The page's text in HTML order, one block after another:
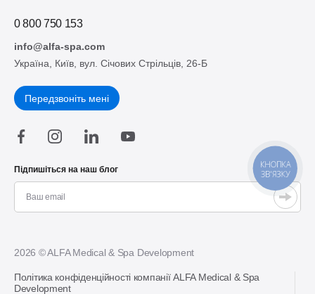
0 800 750 153
info@alfa-spa.com
Україна, Київ, вул. Січових Стрільців, 26-Б
Передзвоніть мені
Підпишіться на наш блог
2026 © ALFA Medical & Spa Development
Політика конфіденційності компанії ALFA Medical & Spa
Development
КНОПКА
ЗВ'ЯЗКУ